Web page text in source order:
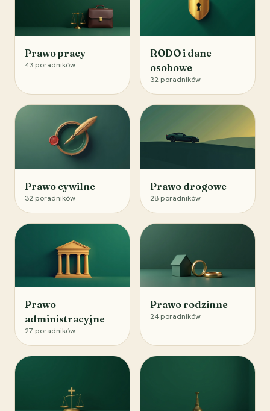
Prawo pracy
43 poradników
RODO i dane
osobowe
32 poradników
Prawo cywilne
32 poradników
Prawo drogowe
28 poradników
Prawo
administracyjne
27 poradników
Prawo rodzinne
24 poradników